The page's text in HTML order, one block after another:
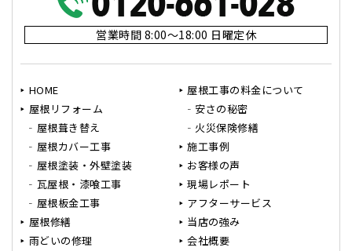
営業時間 8:00～18:00 日曜定休
HOME
屋根リフォーム
屋根葺き替え
屋根カバー工事
屋根塗装・外壁塗装
瓦屋根・漆喰工事
屋根板金工事
屋根修繕
雨どいの修理
屋根工事の料金について
安さの秘密
火災保険修繕
施工事例
お客様の声
現場レポート
アフターサービス
当店の強み
会社概要